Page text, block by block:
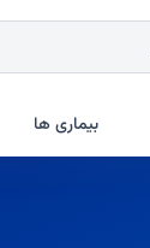
بیماری ها